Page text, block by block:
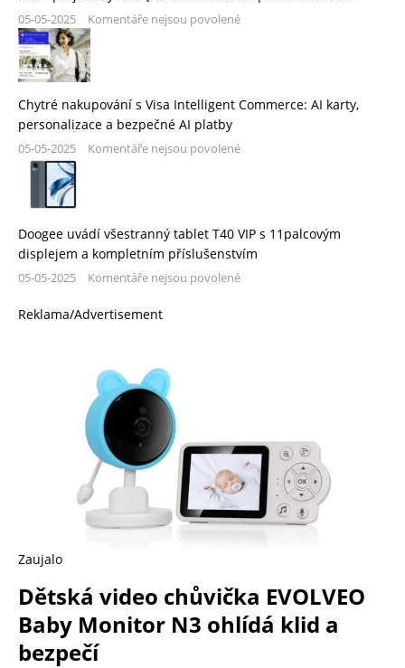
05-05-2025 Komentáře nejsou povolené
Chytré nakupování s Visa Intelligent Commerce: AI karty,
personalizace a bezpečné AI platby
05-05-2025 Komentáře nejsou povolené
Doogee uvádí všestranný tablet T40 VIP s 11palcovým
displejem a kompletním příslušenstvím
05-05-2025 Komentáře nejsou povolené
Reklama/Advertisement
Zaujalo
Dětská video chůvička EVOLVEO
Baby Monitor N3 ohlídá klid a
bezpečí